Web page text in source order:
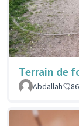
Terrain de
Abdallah
86